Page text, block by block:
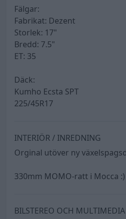
Fälgar:
Fabrikat: Dezent
Storlek: 17"
Bredd: 7.5"
ET: 35
Däck:
Kumho Ecsta SPT
225/45R17
INTERIÖR / INREDNING
Orginal utöver ny
330mm MOMO-ratt i Mocca :)
BILSTEREO OCH MULTIMEDIA